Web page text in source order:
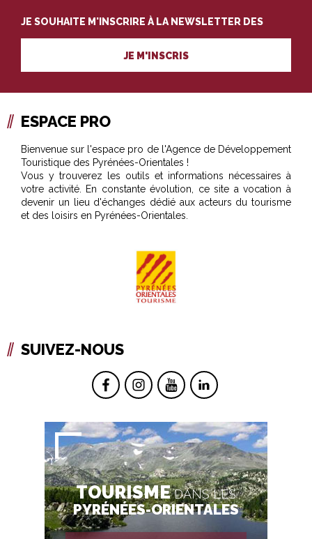
JE SOUHAITE M'INSCRIRE À LA NEWSLETTER DES
PROFESSIONNELS DU TOURISME
JE M'INSCRIS
ESPACE PRO
Bienvenue sur l'espace pro de l'Agence de Développement
Touristique des Pyrénées-Orientales !
Vous y trouverez les outils et informations nécessaires à
votre activité. En constante évolution, ce site a vocation à
devenir un lieu d'échanges dédié aux acteurs du tourisme
et des loisirs en Pyrénées-Orientales.
SUIVEZ-NOUS
TOURISMEDANS LES
PYRÉNÉES-ORIENTALES